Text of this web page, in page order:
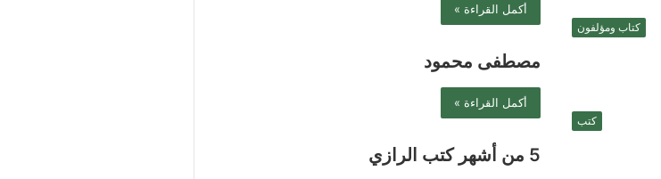
أكمل القراءة »
كتاب ومؤلفون
مصطفى محمود
أكمل القراءة »
كتب
5 من أشهر كتب الرازي